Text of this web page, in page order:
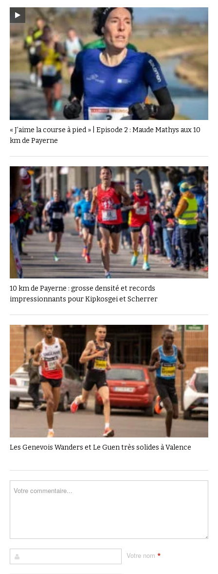
« J’aime la course à pied » | Episode 2 : Maude Mathys aux 10
km de Payerne
10 km de Payerne : grosse densité et records
impressionnants pour Kipkosgei et Scherrer
Les Genevois Wanders et Le Guen très solides à Valence
Votre nom *